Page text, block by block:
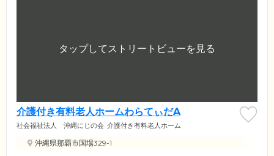
介護付き有料老人ホームわらてぃだA
社会福祉法人 沖縄にじの会 介護付き有料老人ホーム
沖縄県那覇市国場329-1